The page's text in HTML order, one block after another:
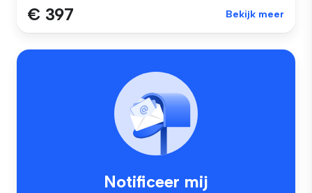
€ 397 Bekijk meer
Notificeer mij